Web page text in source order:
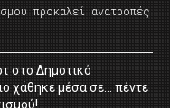
προκαλεί ανατροπές
στο Δημοτικό
χάθηκε μέσα σε… πέντε